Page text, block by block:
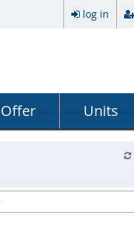
log in
Offer Units